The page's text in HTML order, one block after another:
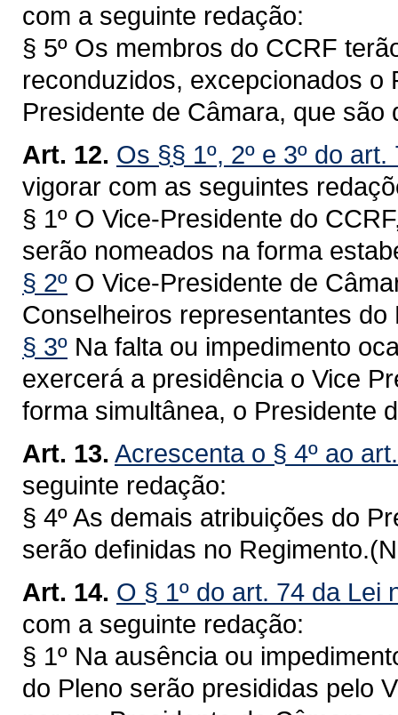
com a seguinte redação:
§ 5º Os membros do CCRF
reconduzidos, excepcionados o
Presidente de Câmara, que
Art. 12. Os §§ 1º, 2º e 3º do
vigorar com as seguintes
§ 1º O Vice-Presidente do
serão nomeados na forma
§ 2º O Vice-Presidente de
Conselheiros representantes do
§ 3º Na falta ou impedimento
exercerá a presidência o Vice
forma simultânea, o Presidente
Art. 13. Acrescenta o § 4º ao
seguinte redação:
§ 4º As demais atribuições do
serão definidas no
Art. 14. O § 1º do art. 74 da Lei
com a seguinte redação:
§ 1º Na ausência ou
do Pleno serão presididas pelo